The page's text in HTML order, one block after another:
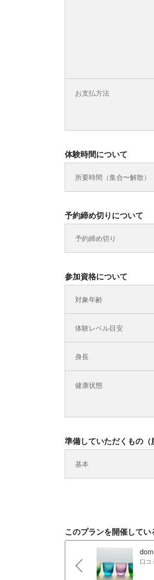
お支払方法
体験時間について
所要時間（集合〜解散）
予約締め切りについて
予約締め切り
参加資格について
対象年齢
体験レベル目安
身長
健康状態
準備していただくもの（
基本
このプランを開催してい
口コ